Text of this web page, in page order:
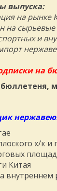
выпуска:
на рынке
на
и
на
х/к и
Китая
внутреннем